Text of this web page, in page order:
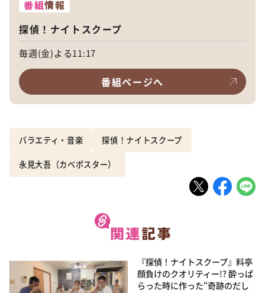
番組情報
探偵！ナイトスクープ
毎週(金)よる11:17
番組ページへ
バラエティ・音楽 探偵！ナイトスクープ
永見大吾（カベポスター）
『探偵！ナイトスクープ』料亭
顔負けのクオリティー!? 酔っぱ
らった時に作った“奇跡のだし